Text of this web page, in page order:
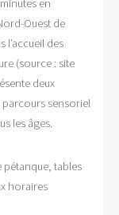
en
Ouest de
l’accueil des
(source : site
deux
parcours sensoriel
les âges.
pétanque, tables
horaires